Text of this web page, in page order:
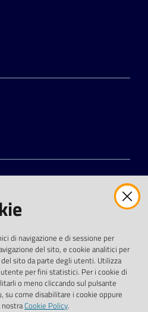
di navigazione e di sessione per
del sito, e cookie analitici per
sito da parte degli utenti. Utilizza
per fini statistici. Per i cookie di
o meno cliccando sul pulsante
su come disabilitare i cookie oppure
nostraCookie Policy.